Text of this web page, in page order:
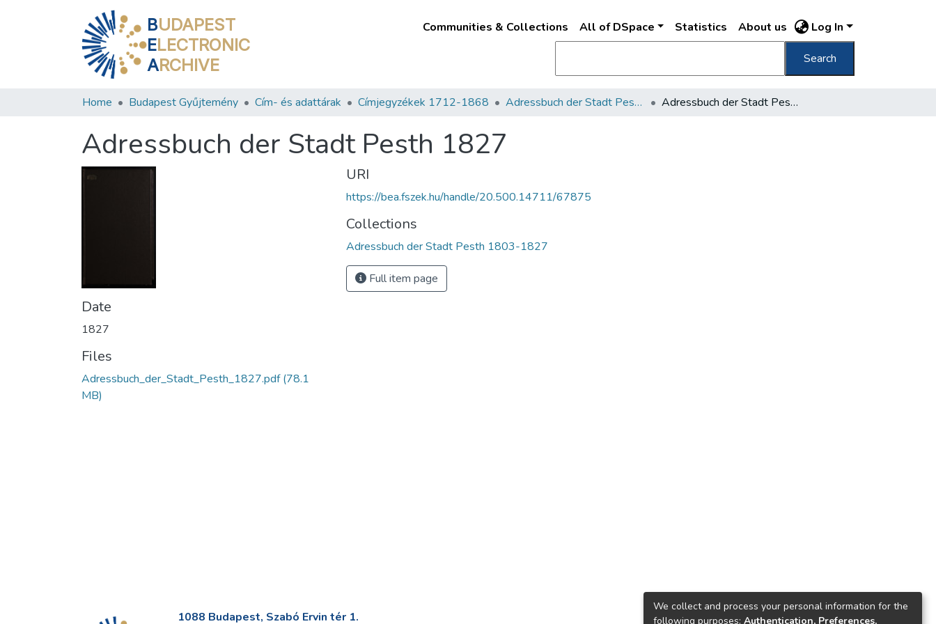
BUDAPEST
ELECTRONIC
ARCHIVE
Communities & Collections All of DSpace Statistics About us Log In
Search
Home Budapest Gyűjtemény Cím- és adattárak Címjegyzékek 1712-1868 Adressbuch der Stadt Pesth 1803-1827 Adressbuch der Stadt Pesth 1827
Adressbuch der Stadt Pesth 1827
Date
1827
Files
Adressbuch_der_Stadt_Pesth_1827.pdf(78.1
MB)
URI
https://bea.fszek.hu/handle/20.500.14711/67875
Collections
Adressbuch der Stadt Pesth 1803-1827
Full item page
1088 Budapest, Szabó Ervin tér 1.
We collect and process your personal information for the
following purposes: Authentication, Preferences,